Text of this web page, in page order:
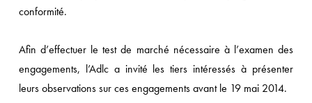
conformité.
Afin d’effectuer le test de marché nécessaire à l’examen des
engagements, l’Adlc a invité les tiers intéressés à présenter
leurs observations sur ces engagements avant le 19 mai 2014.